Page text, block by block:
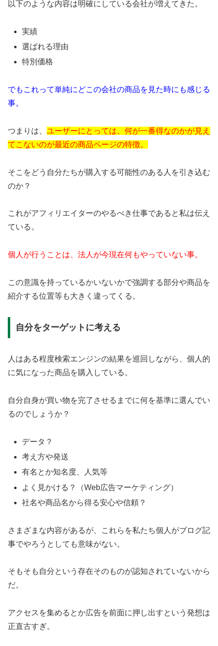
以下のような内容は明確にしている会社が増えてきた。
実績
選ばれる理由
特別価格
でもこれって単純にどこの会社の商品を見た時にも感じる
事。
つまりは、 ユーザーにとっては、何が一番得なのかが見え
てこないのが最近の商品ページの特徴。
そこをどう自分たちが購入する可能性のある人を引き込む
のか？
これがアフィリエイターのやるべき仕事であると私は伝え
ている。
個人が行うことは、法人が今現在何もやっていない事。
この意識を持っているかいないかで強調する部分や商品を
紹介する位置等も大きく違ってくる。
自分をターゲットに考える
人はある程度検索エンジンの結果を巡回しながら、個人的
に気になった商品を購入している。
自分自身が買い物を完了させるまでに何を基準に選んでい
るのでしょうか？
データ？
考え方や発送
有名とか知名度、人気等
よく見かける？（Web広告マーケティング）
社名や商品名から得る安心や信頼？
さまざまな内容があるが、これらを私たち個人がブログ記
事でやろうとしても意味がない。
そもそも自分という存在そのものが認知されていないから
だ。
アクセスを集めるとか広告を前面に押し出すという発想は
正直古すぎ。